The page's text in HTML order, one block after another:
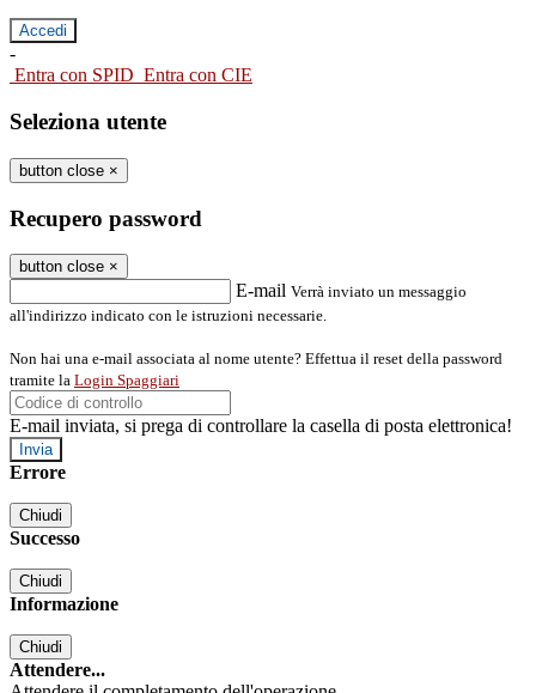
-
Entra con SPID Entra con CIE
Seleziona utente
button close ×
Recupero password
button close ×
E-mail Verrà inviato un messaggio
all'indirizzo indicato con le istruzioni necessarie.
Non hai una e-mail associata al nome utente? Effettua il reset della password
tramite la Login Spaggiari
E-mail inviata, si prega di controllare la casella di posta elettronica!
Errore
Chiudi
Successo
Chiudi
Informazione
Chiudi
Attendere...